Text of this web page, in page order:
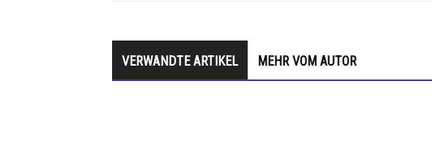
VERWANDTE ARTIKEL MEHR VOM AUTOR